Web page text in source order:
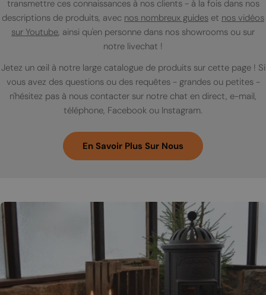
transmettre ces connaissances à nos clients - à la fois dans nos
descriptions de produits, avec nos nombreux guides et nos vidéos
sur Youtube, ainsi qu'en personne dans nos showrooms ou sur
notre livechat !
Jetez un œil à notre large catalogue de produits sur cette page ! Si
vous avez des questions ou des requêtes - grandes ou petites -
n'hésitez pas à nous contacter sur notre chat en direct, e-mail,
téléphone, Facebook ou Instagram.
En Savoir Plus Sur Nous